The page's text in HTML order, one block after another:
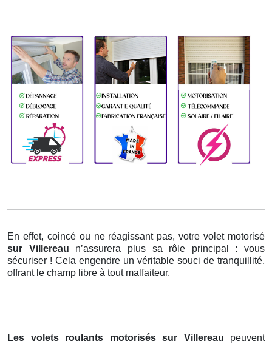
En effet, coincé ou ne réagissant pas, votre volet motorisé
sur Villereau n’assurera plus sa rôle principal : vous
sécuriser ! Cela engendre un véritable souci de tranquillité,
offrant le champ libre à tout malfaiteur.
Les volets roulants motorisés sur Villereau peuvent